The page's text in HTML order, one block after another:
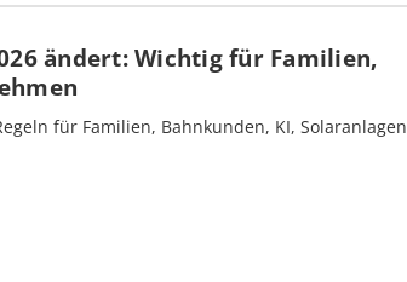
ändert: Wichtig für Familien,
für Familien, Bahnkunden, KI, Solaranlagen